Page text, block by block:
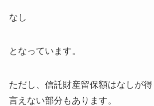
なし
となっています。
ただし、信託財産留保額はなしが
言えない部分もあります。